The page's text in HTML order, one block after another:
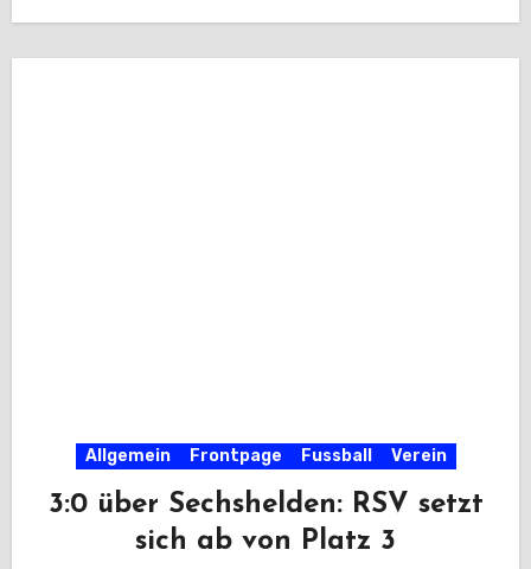
Allgemein Frontpage Fussball Verein
3:0 über Sechshelden: RSV setzt
sich ab von Platz 3